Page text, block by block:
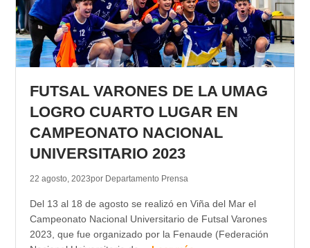
FUTSAL VARONES DE LA UMAG
LOGRO CUARTO LUGAR EN
CAMPEONATO NACIONAL
UNIVERSITARIO 2023
22 agosto, 2023por Departamento Prensa
Del 13 al 18 de agosto se realizó en Viña del Mar el
Campeonato Nacional Universitario de Futsal Varones
2023, que fue organizado por la Fenaude (Federación